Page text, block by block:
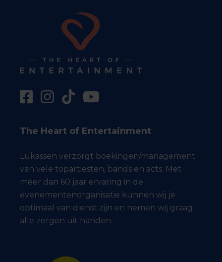
The Heart of Entertainment
Lukassen verzorgt boekingen/management
van vele topartiesten, bands en acts. Met
meer dan 60 jaar ervaring in de
evenementenorganisatie kunnen wij je
optimaal van dienst zijn en nemen wij graag
alle zorgen uit handen.